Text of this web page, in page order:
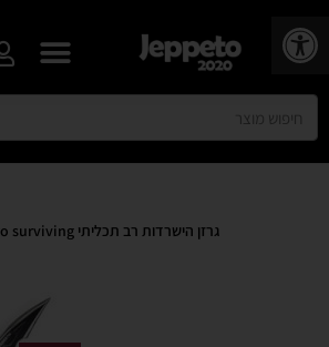
פתח סרגל נגישות
גרזן הישרדות רב תכליתי Roher Pro surviving